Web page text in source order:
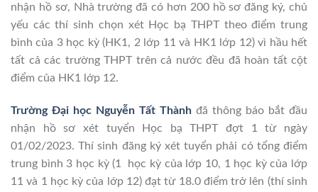
nhận hồ sơ, Nhà trường đã có hơn 200 hồ sơ đăng ký, chủ
yếu các thí sinh chọn xét Học bạ THPT theo điểm trung
bình của 3 học kỳ (HK1, 2 lớp 11 và HK1 lớp 12) vì hầu hết
tất cả các trường THPT trên cả nước đều đã hoàn tất cột
điểm của HK1 lớp 12.
Trường Đại học Nguyễn Tất Thành đã thông báo bắt đầu
nhận hồ sơ xét tuyển Học bạ THPT đợt 1 từ ngày
01/02/2023. Thí sinh đăng ký xét tuyển phải có tổng điểm
trung bình 3 học kỳ (1 học kỳ của lớp 10, 1 học kỳ của lớp
11 và 1 học kỳ của lớp 12) đạt từ 18.0 điểm trở lên (thí sinh